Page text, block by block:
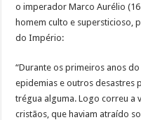
o imperador Marco Aurélio
homem culto e supersticioso,
do Império:
“Durante os primeiros anos
epidemias e outros desastres
trégua alguma. Logo correu a
cristãos, que haviam atraído